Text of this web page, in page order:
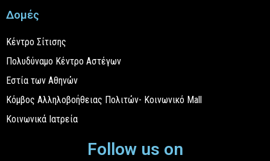
Δομές
Κέντρο Σίτισης
Πολυδύναμο Κέντρο Αστέγων
Εστία των Αθηνών
Κόμβος Αλληλοβοήθειας Πολιτών- Κοινωνικό Mall
Κοινωνικά Ιατρεία
Follow us on